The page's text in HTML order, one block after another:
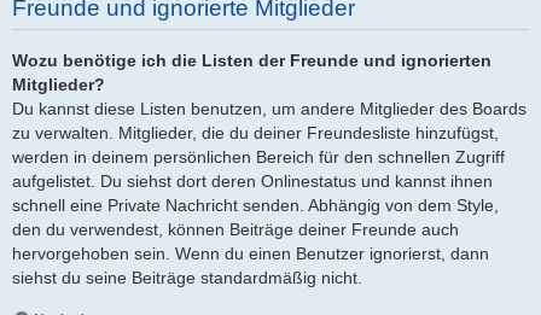
Freunde und ignorierte Mitglieder
Wozu benötige ich die Listen der Freunde und ignorierten
Mitglieder?
Du kannst diese Listen benutzen, um andere Mitglieder des Boards
zu verwalten. Mitglieder, die du deiner Freundesliste hinzufügst,
werden in deinem persönlichen Bereich für den schnellen Zugriff
aufgelistet. Du siehst dort deren Onlinestatus und kannst ihnen
schnell eine Private Nachricht senden. Abhängig von dem Style,
den du verwendest, können Beiträge deiner Freunde auch
hervorgehoben sein. Wenn du einen Benutzer ignorierst, dann
siehst du seine Beiträge standardmäßig nicht.